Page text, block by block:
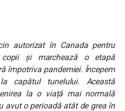
autorizat în Canada pentru
copii și marchează o etapă
împotriva pandemiei. Începem
capătul tunelului. Această
la o viață mai normală
avut o perioadă atât de grea în